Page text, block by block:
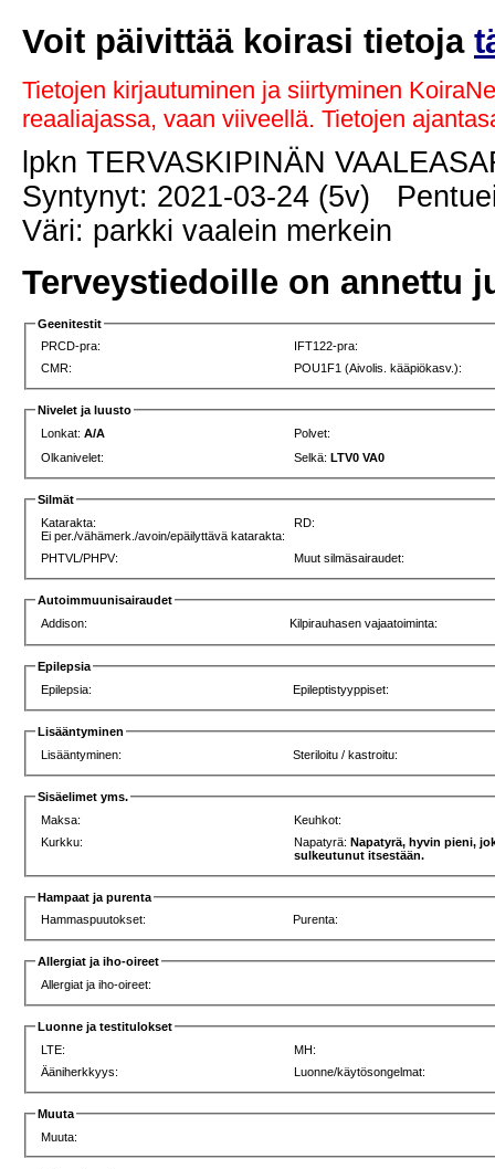
Voit päivittää koirasi tietoja
Tietojen kirjautuminen ja siirtyminen
reaaliajassa, vaan viiveellä. Tietojen
lpkn TERVASKIPINÄN
Syntynyt: 2021-03-24 (5v)
Väri: parkki vaalein merkein
Terveystiedoille on annettu
Geenitestit
PRCD-pra:
IFT122-pra:
CMR:
POU1F1 (Aivolis. kääpiökasv.):
Nivelet ja luusto
Lonkat:A/A
Polvet:
Olkanivelet:
Selkä:LTV0 VA0
Silmät
Katarakta:
Ei per./vähämerk./avoin/epäilyttävä katarakta:
RD:
PHTVL/PHPV: Muut silmäsairaudet:
Autoimmuunisairaudet
Addison:
Kilpirauhasen vajaatoiminta:
Epilepsia
Epilepsia:
Epileptistyyppiset:
Lisääntyminen
Lisääntyminen:
Steriloitu / kastroitu:
Sisäelimet yms.
Maksa:
Keuhkot:
Kurkku:
Napatyrä:Napatyrä, hyvin pieni,
sulkeutunut itsestään.
Hampaat ja purenta
Hammaspuutokset:
Purenta:
Allergiat ja iho-oireet
Allergiat ja iho-oireet:
Luonne ja testitulokset
LTE:
MH:
Ääniherkkyys:
Luonne/käytösongelmat:
Muuta
Muuta: